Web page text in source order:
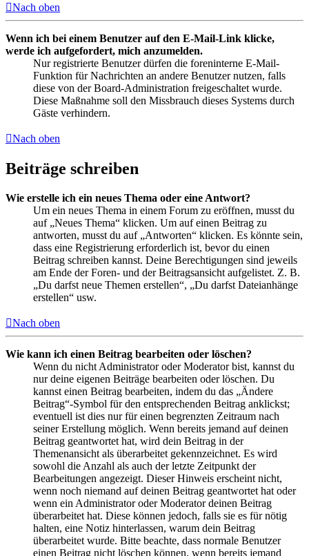
Nach oben
Wenn ich bei einem Benutzer auf den E-Mail-Link klicke,
werde ich aufgefordert, mich anzumelden.
Nur registrierte Benutzer dürfen die foreninterne E-Mail-
Funktion für Nachrichten an andere Benutzer nutzen, falls
diese von der Board-Administration freigeschaltet wurde.
Diese Maßnahme soll den Missbrauch dieses Systems durch
Gäste verhindern.
Nach oben
Beiträge schreiben
Wie erstelle ich ein neues Thema oder eine Antwort?
Um ein neues Thema in einem Forum zu eröffnen, musst du
auf „Neues Thema“ klicken. Um auf einen Beitrag zu
antworten, musst du auf „Antworten“ klicken. Es könnte sein,
dass eine Registrierung erforderlich ist, bevor du einen
Beitrag schreiben kannst. Deine Berechtigungen sind jeweils
am Ende der Foren- und der Beitragsansicht aufgelistet. Z. B.
„Du darfst neue Themen erstellen“, „Du darfst Dateianhänge
erstellen“ usw.
Nach oben
Wie kann ich einen Beitrag bearbeiten oder löschen?
Wenn du nicht Administrator oder Moderator bist, kannst du
nur deine eigenen Beiträge bearbeiten oder löschen. Du
kannst einen Beitrag bearbeiten, indem du das „Ändere
Beitrag“-Symbol für den entsprechenden Beitrag anklickst;
eventuell ist dies nur für einen begrenzten Zeitraum nach
seiner Erstellung möglich. Wenn bereits jemand auf deinen
Beitrag geantwortet hat, wird dein Beitrag in der
Themenansicht als überarbeitet gekennzeichnet. Es wird
sowohl die Anzahl als auch der letzte Zeitpunkt der
Bearbeitungen angezeigt. Dieser Hinweis erscheint nicht,
wenn noch niemand auf deinen Beitrag geantwortet hat oder
wenn ein Administrator oder Moderator deinen Beitrag
überarbeitet hat. Diese können jedoch, falls sie es für nötig
halten, eine Notiz hinterlassen, warum dein Beitrag
überarbeitet wurde. Bitte beachte, dass normale Benutzer
einen Beitrag nicht löschen können, wenn bereits jemand